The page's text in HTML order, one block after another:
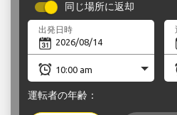
同じ場所に返却
出発日時
運転者の年齢：